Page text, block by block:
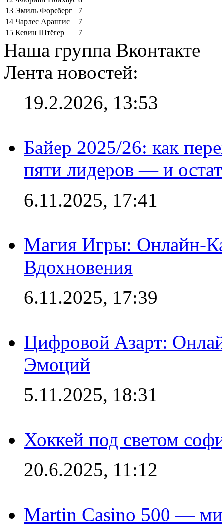
13 Эмиль Форсберг
7
14 Чарлес Арангис
7
15 Кевин Штёгер 7
Наша группа Вконтакте
Лента новостей:
19.2.2026, 13:53
Байер 2025/26: как
пяти лидеров — и
6.11.2025, 17:41
Магия Игры: Онлайн-
Вдохновения
6.11.2025, 17:39
Цифровой Азарт:
Эмоций
5.11.2025, 18:31
Хоккей под светом
20.6.2025, 11:12
Martin Casino 500 —